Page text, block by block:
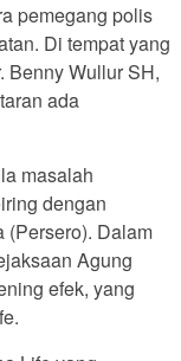
pemegang polis
Di tempat yang
Benny Wullur SH,
ada
masalah
dengan
(Persero). Dalam
Agung
efek, yang